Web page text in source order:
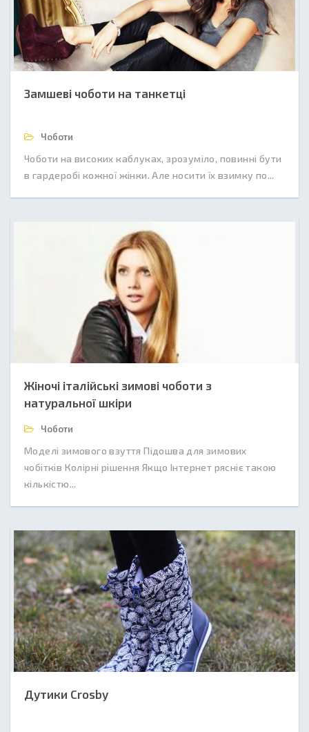
Замшеві чоботи на танкетці
Чоботи
Чоботи на високих каблуках, зрозуміло, повинні бути
в гардеробі кожної жінки. Але носити їх взимку по...
Жіночі італійські зимові чоботи з
натуральної шкіри
Чоботи
Моделі зимового взуття Підошва для зимових
чобітків Колірні рішення Якщо Інтернет рясніє такою
кількістю...
Дутики Crosby